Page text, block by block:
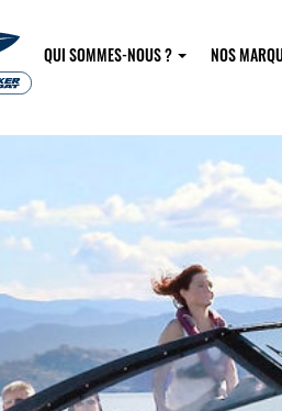
QUI SOMMES-NOUS ? NOS